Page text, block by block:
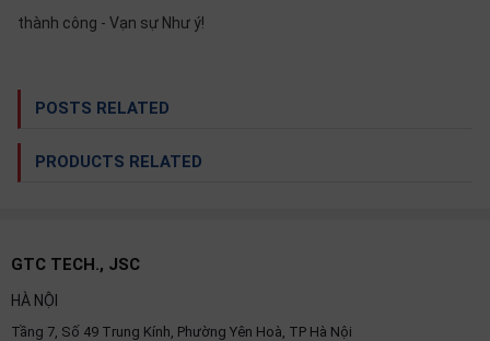
thành công - Vạn sự Như ý!
POSTS RELATED
PRODUCTS RELATED
GTC TECH., JSC
HÀ NỘI
Tầng 7, Số 49 Trung Kính, Phường Yên Hoà, TP Hà Nội
Giới
Tiếng
việt